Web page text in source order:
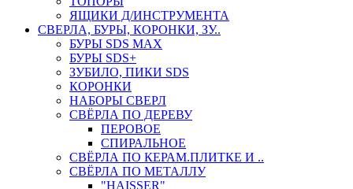
ЯЩИКИ Д/ИНСТРУМЕНТА
СВЕРЛА, БУРЫ, КОРОНКИ, ЗУ..
БУРЫ SDS MAX
БУРЫ SDS+
ЗУБИЛО, ПИКИ SDS
КОРОНКИ
НАБОРЫ СВЕРЛ
СВЁРЛА ПО ДЕРЕВУ
ПЕРОВОЕ
СПИРАЛЬНОЕ
СВЁРЛА ПО КЕРАМ.ПЛИТКЕ И ..
СВЁРЛА ПО МЕТАЛЛУ
"HAISSER"